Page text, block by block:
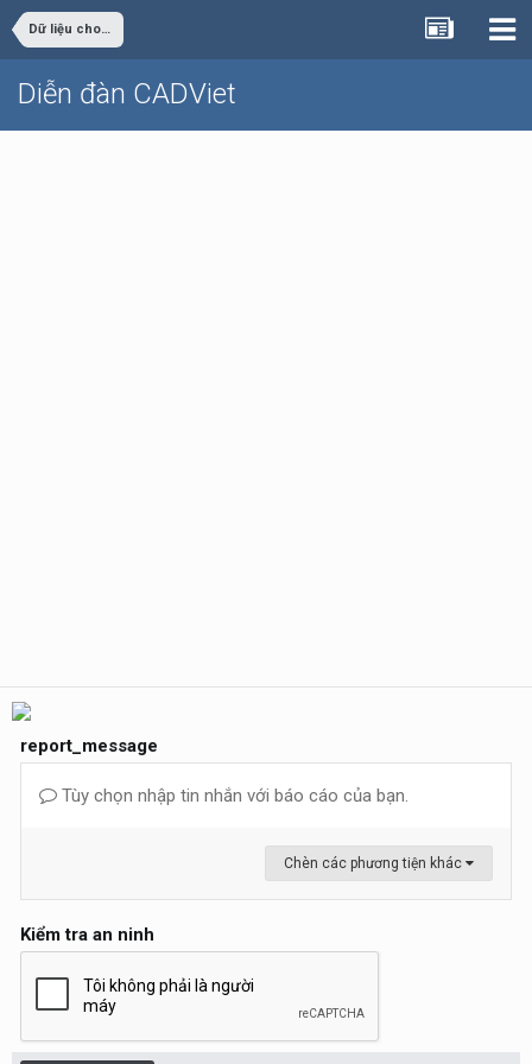
Dữ liệu cho sinh viên đồ án
Diễn đàn CADViet
report_message
Tùy chọn nhập tin nhắn với báo cáo của bạn.
Chèn các phương tiện khác
Kiểm tra an ninh